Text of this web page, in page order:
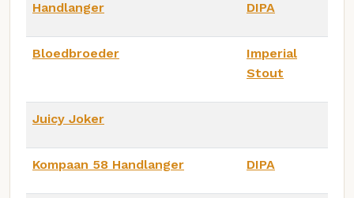
Handlanger DIPA
Bloedbroeder
Imperial
Stout
Juicy Joker
Kompaan 58 Handlanger DIPA